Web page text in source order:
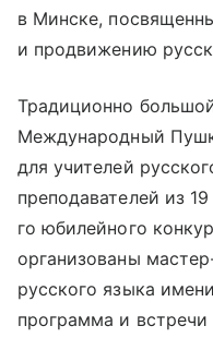
в Минске,
и продвижению
Традиционно
Международный
для учителей
преподавателей из
го юбилейного
организованы
русского языка
программа и